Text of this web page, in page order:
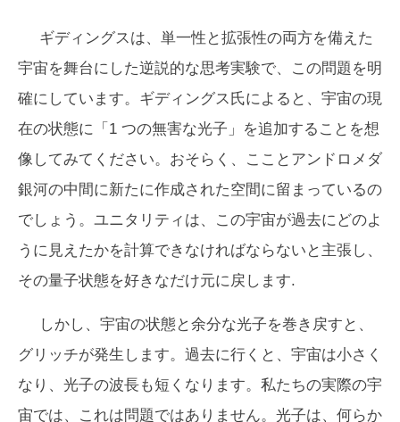
ギディングスは、単一性と拡張性の両方を備えた
宇宙を舞台にした逆説的な思考実験で、この問題を明
確にしています。ギディングス氏によると、宇宙の現
在の状態に「1 つの無害な光子」を追加することを想
像してみてください。おそらく、こことアンドロメダ
銀河の中間に新たに作成された空間に留まっているの
でしょう。ユニタリティは、この宇宙が過去にどのよ
うに見えたかを計算できなければならないと主張し、
その量子状態を好きなだけ元に戻します.
しかし、宇宙の状態と余分な光子を巻き戻すと、
グリッチが発生します。過去に行くと、宇宙は小さく
なり、光子の波長も短くなります。私たちの実際の宇
宙では、これは問題ではありません。光子は、何らか